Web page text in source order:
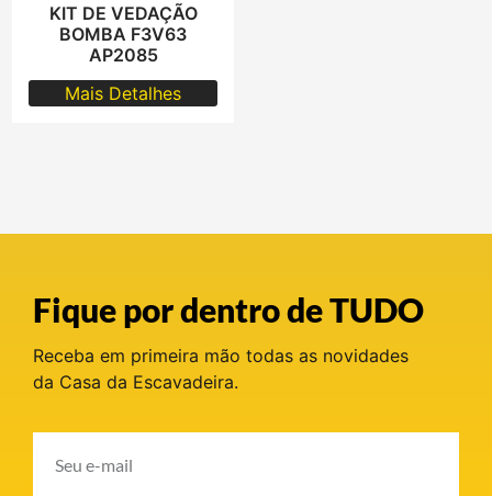
KIT DE VEDAÇÃO
BOMBA F3V63
AP2085
Mais Detalhes
Fique por dentro de TUDO
Receba em primeira mão todas as novidades
da Casa da Escavadeira.